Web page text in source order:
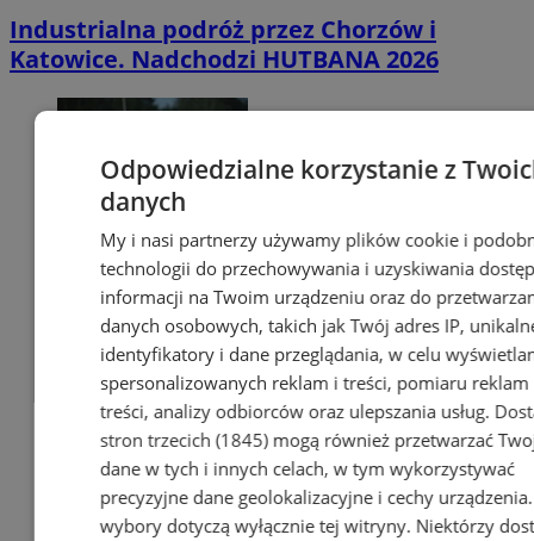
Industrialna podróż przez Chorzów i
Katowice. Nadchodzi HUTBANA 2026
Odpowiedzialne korzystanie z
danych
My i nasi partnerzy używamy plików cookie i
technologii do przechowywania i uzyskiwania
informacji na Twoim urządzeniu oraz do
danych osobowych, takich jak Twój adres IP,
identyfikatory i dane przeglądania, w celu
spersonalizowanych reklam i treści, pomiaru reklam
treści, analizy odbiorców oraz ulepszania usług.
stron trzecich (1845)mogą również przetwarzać
dane w tych i innych celach, w tym wykorzystywać
precyzyjne dane geolokalizacyjne i cechy
wybory dotyczą wyłącznie tej witryny. Niektórzy